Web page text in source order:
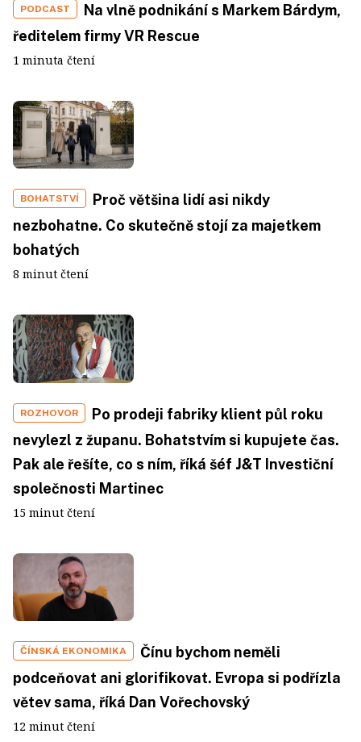
PODCAST
Na vlně podnikání s Markem Bárdym,
ředitelem firmy VR Rescue
1 minuta čtení
BOHATSTVÍ
Proč většina lidí asi nikdy
nezbohatne. Co skutečně stojí za majetkem
bohatých
8 minut čtení
ROZHOVOR
Po prodeji fabriky klient půl roku
nevylezl z županu. Bohatstvím si kupujete čas.
Pak ale řešíte, co s ním, říká šéf J&T Investiční
společnosti Martinec
15 minut čtení
ČÍNSKÁ EKONOMIKA
Čínu bychom neměli
podceňovat ani glorifikovat. Evropa si podřízla
větev sama, říká Dan Vořechovský
12 minut čtení